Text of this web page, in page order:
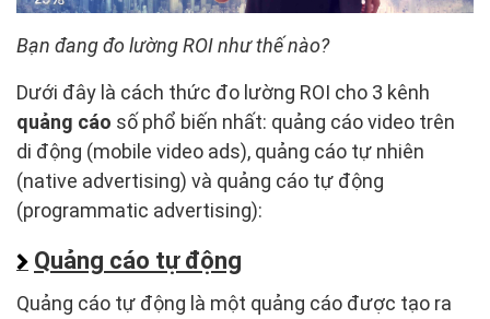
Bạn đang đo lường ROI như thế nào?
Dưới đây là cách thức đo lường ROI cho 3 kênh
quảng cáo số phổ biến nhất: quảng cáo video trên
di động (mobile video ads), quảng cáo tự nhiên
(native advertising) và quảng cáo tự động
(programmatic advertising):
Quảng cáo tự động
Quảng cáo tự động là một quảng cáo được tạo ra